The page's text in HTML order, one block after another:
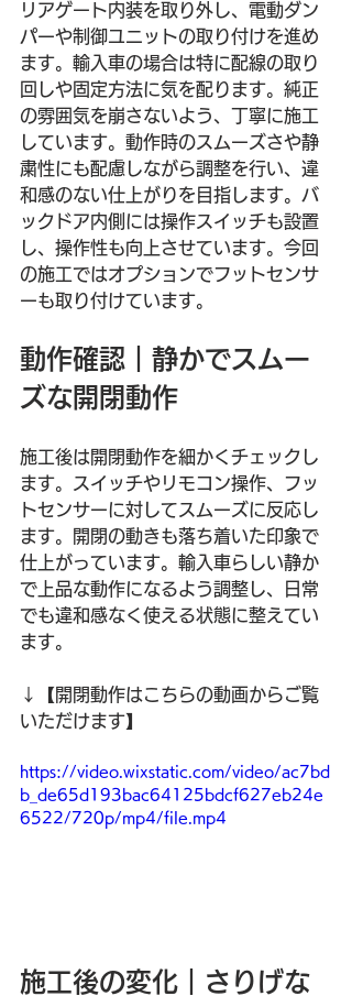
リアゲート内装を取り外し、電動ダン
パーや制御ユニットの取り付けを進め
ます。輸入車の場合は特に配線の取り
回しや固定方法に気を配ります。純正
の雰囲気を崩さないよう、丁寧に施工
しています。動作時のスムーズさや静
粛性にも配慮しながら調整を行い、違
和感のない仕上がりを目指します。バ
ックドア内側には操作スイッチも設置
し、操作性も向上させています。今回
の施工ではオプションでフットセンサ
ーも取り付けています。
動作確認｜静かでスムー
ズな開閉動作
施工後は開閉動作を細かくチェックし
ます。スイッチやリモコン操作、フッ
トセンサーに対してスムーズに反応し
ます。開閉の動きも落ち着いた印象で
仕上がっています。輸入車らしい静か
で上品な動作になるよう調整し、日常
でも違和感なく使える状態に整えてい
ます。
↓【開閉動作はこちらの動画からご覧
いただけます】
https://video.wixstatic.com/video/ac7bd
b_de65d193bac64125bdcf627eb24e
6522/720p/mp4/file.mp4
施工後の変化｜さりげな